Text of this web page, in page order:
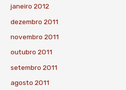
janeiro 2012
dezembro 2011
novembro 2011
outubro 2011
setembro 2011
agosto 2011